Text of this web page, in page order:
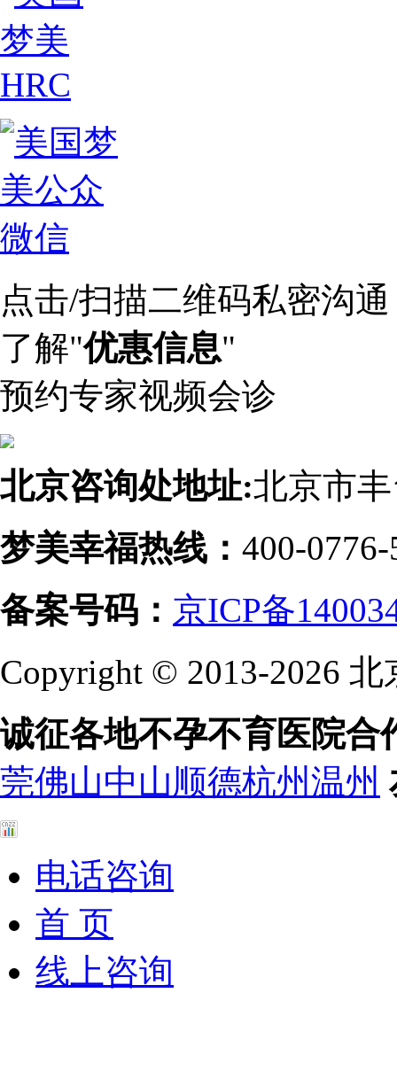
点击/扫描二维码私密沟通
了解"优惠信息"
预约专家视频会诊
北京咨询处地址:北京市
梦美幸福热线： 400-0776-
备案号码： 京ICP备
Copyright © 2013-2026
诚征各地不孕不育医院合
莞佛山中山顺德杭州温州
电话咨询
首 页
线上咨询